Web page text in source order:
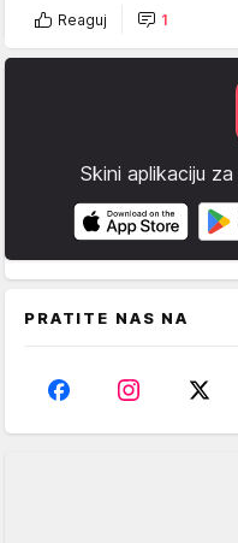
Reaguj 1
Skini aplikaciju
PRATITE NAS NA